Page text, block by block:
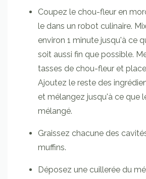
Coupez le chou-fleur en
le dans un robot culinaire.
environ 1 minute jusqu'à ce
soit aussi fin que possible.
tasses de chou-fleur et
Ajoutez le reste des
et mélangez jusqu'à ce que
mélangé.
Graissez chacune des
muffins.
Déposez une cuillerée du